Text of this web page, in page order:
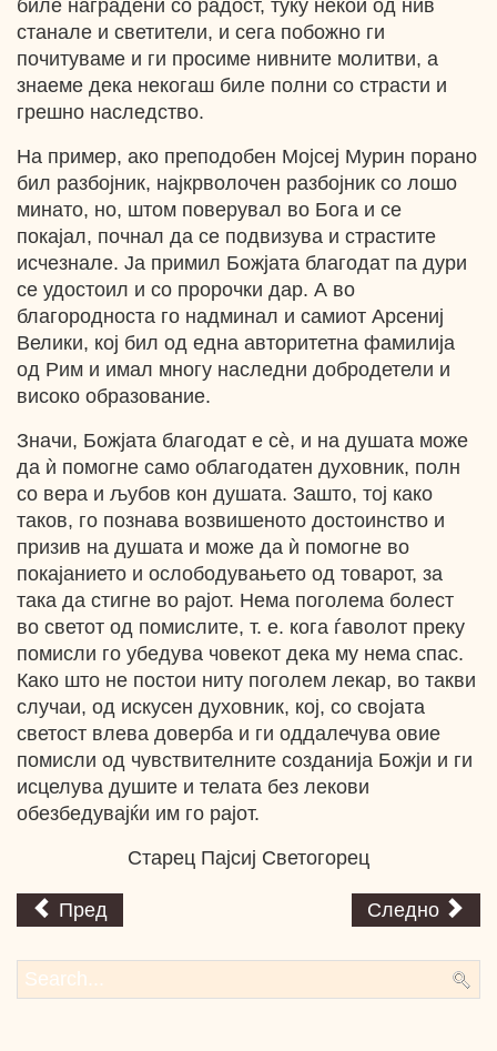
биле наградени со радост, туку некои од нив
станале и светители, и сега побожно ги
почитуваме и ги просиме нивните молитви, а
знаеме дека некогаш биле полни со страсти и
грешно наследство.
На пример, ако преподобен Мојсеј Мурин порано
бил разбојник, најкрволочен разбојник со лошо
минато, но, штом поверувал во Бога и се
покајал, почнал да се подвизува и страстите
исчезнале. Ја примил Божјата благодат па дури
се удостоил и со пророчки дар. А вo
благородноста го надминал и самиот Арсениј
Велики, кој бил од една авторитетна фамилија
од Рим и имал многу наследни добродетели и
високо образование.
Значи, Божјата благодат е сѐ, и на душата може
да ѝ помогне само облагодатен духовник, полн
со вера и љубов кон душата. Зашто, тој како
таков, го познава возвишеното достоинство и
призив на душата и може да ѝ помогне во
покајанието и ослободувањето од товарот, за
така да стигне во рајот. Нема поголема болест
во светот од помислите, т. е. кога ѓаволот преку
помисли го убедува човекот дека му нема спас.
Како што не постои ниту поголем лекар, во такви
случаи, од искусен духовник, кој, со својата
светост влева доверба и ги оддалечува овие
помисли од чувствителните созданија Божји и ги
исцелува душите и телата без лекови
обезбедувајќи им го рајот.
Старец Пајсиј Светогорец
Пред Следно